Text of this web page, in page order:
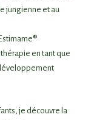
jungienne et au
en tant que
je découvre la